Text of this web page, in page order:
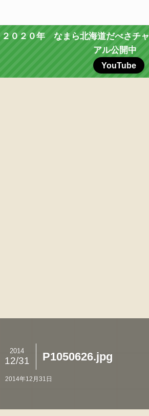
２０２０年 なまら北海道だべさチ
アル公開中
YouTube
P1050626.jpg
2014
12/31
2014年12月31日